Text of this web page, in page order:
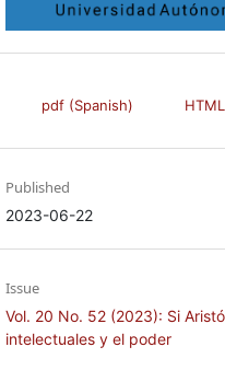
pdf (Spanish)
Published
2023-06-22
Issue
Vol. 20 No. 52 (2023): Si
intelectuales y el poder